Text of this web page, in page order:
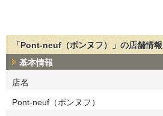
「Pont-neuf（ポンヌフ）」の店舗情報
基本情報
店名
Pont-neuf（ポンヌフ）